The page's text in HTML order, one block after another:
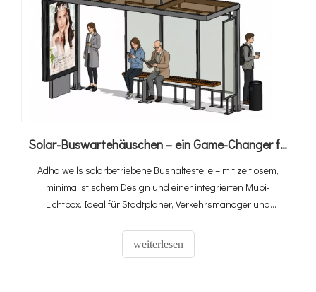
Solar-Buswartehäuschen – ein Game-Changer für den städtischen Nahverkehr
Adhaiwells solarbetriebene Bushaltestelle – mit zeitlosem,
minimalistischem Design und einer integrierten Mupi-
Lichtbox. Ideal für Stadtplaner, Verkehrsmanager und
weiterlesen